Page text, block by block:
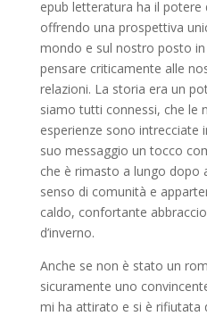
epub letteratura ha il potere
offrendo una prospettiva
mondo e sul nostro posto
pensare criticamente alle
relazioni. La storia era un
siamo tutti connessi, che le
esperienze sono intrecciate
suo messaggio un tocco
che è rimasto a lungo dopo
senso di comunità e
caldo, confortante
d’inverno.
Anche se non è stato un
sicuramente uno
mi ha attirato e si è rifiutata